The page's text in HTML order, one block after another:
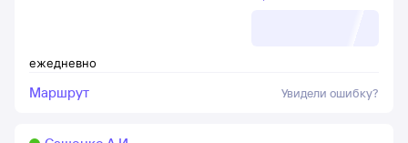
ежедневно
Маршрут Увидели ошибку?